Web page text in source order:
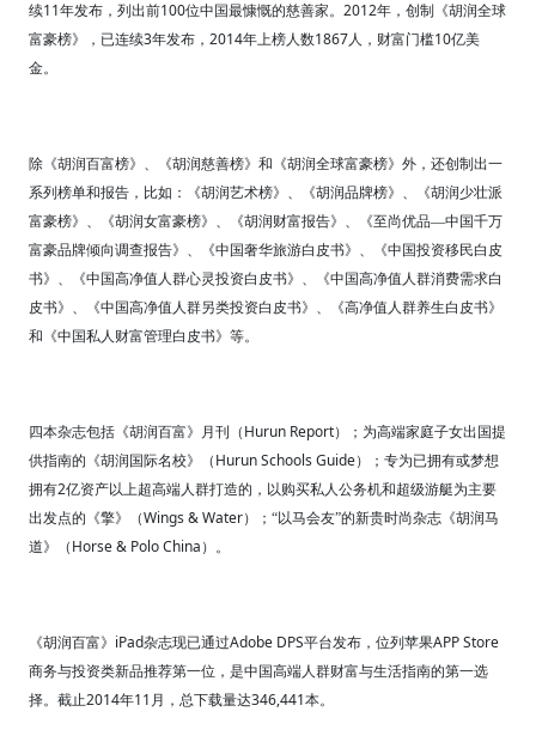
续11年发布，列出前100位中国最慷慨的慈善家。 2012年，创制《胡润全球
富豪榜》，已连续3年发布， 2014年上榜人数1867人，财富门槛10亿美
金。
除《胡润百富榜》、《胡润慈善榜》和《胡润全球富豪榜》外，还创制出一
系列榜单和报告，比如：《胡润艺术榜》、《胡润品牌榜》、《胡润少壮派
富豪榜》、《胡润女富豪榜》、《胡润财富报告》、《至尚优品—中国千万
富豪品牌倾向调查报告》、《中国奢华旅游白皮书》、《中国投资移民白皮
书》、《中国高净值人群心灵投资白皮书》、《中国高净值人群消费需求白
皮书》、《中国高净值人群另类投资白皮书》、《高净值人群养生白皮书》
和《中国私人财富管理白皮书》等。
四本杂志包括《胡润百富》月刊（ Hurun Report）；为高端家庭子女出国提
供指南的《胡润国际名校》（ Hurun Schools Guide）；专为已拥有或梦想
拥有2亿资产以上超高端人群打造的，以购买私人公务机和超级游艇为主要
出发点的《擎》（Wings & Water）；“以马会友”的新贵时尚杂志《胡润马
道》（ Horse & Polo China ）。
《胡润百富》 iPad杂志现已通过Adobe DPS平台发布，位列苹果APP Store
商务与投资类新品推荐第一位，是中国高端人群财富与生活指南的第一选
择。截止2014年11 月，总下载量达346,441本。